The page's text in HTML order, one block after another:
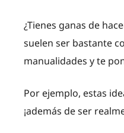
¿Tienes ganas de
suelen ser bastante
manualidades y te
Por ejemplo, estas
¡además de ser